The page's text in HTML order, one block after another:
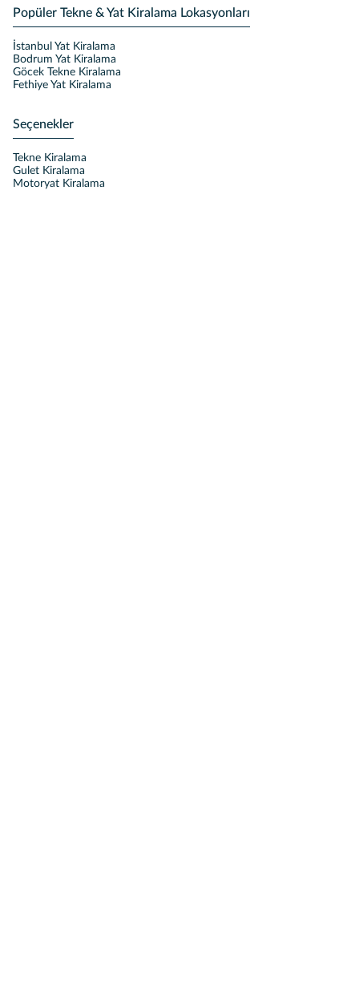
Popüler Tekne & Yat Kiralama Lokasyonları
İstanbul Yat Kiralama
Bodrum Yat Kiralama
Göcek Tekne Kiralama
Fethiye Yat Kiralama
Seçenekler
Tekne Kiralama
Gulet Kiralama
Motoryat Kiralama